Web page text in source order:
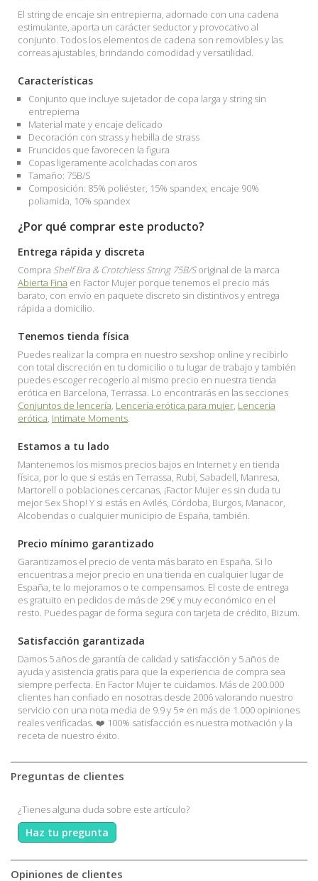
El string de encaje sin entrepierna, adornado con una cadena
estimulante, aporta un carácter seductor y provocativo al
conjunto. Todos los elementos de cadena son removibles y las
correas ajustables, brindando comodidad y versatilidad.
Características
Conjunto que incluye sujetador de copa larga y string sin
entrepierna
Material mate y encaje delicado
Decoración con strass y hebilla de strass
Fruncidos que favorecen la figura
Copas ligeramente acolchadas con aros
Tamaño: 75B/S
Composición: 85% poliéster, 15% spandex; encaje 90%
poliamida, 10% spandex
¿Por qué comprar este producto?
Entrega rápida y discreta
Compra Shelf Bra & Crotchless String 75B/Soriginal de la marca
Abierta Fina en Factor Mujer porque tenemos el precio más
barato, con envío en paquete discreto sin distintivos y entrega
rápida a domicilio.
Tenemos tienda física
Puedes realizar la compra en nuestro sexshop online y recibirlo
con total discreción en tu domicilio o tu lugar de trabajo y también
puedes escoger recogerlo al mismo precio en nuestra tienda
erótica en Barcelona, Terrassa. Lo encontrarás en las secciones
Conjuntos de lencería, Lencería erótica para mujer, Lenceria
erótica, Intimate Moments.
Estamos a tu lado
Mantenemos los mismos precios bajos en Internet y en tienda
física, por lo que si estás en Terrassa, Rubí, Sabadell, Manresa,
Martorell o poblaciones cercanas, ¡Factor Mujer es sin duda tu
mejor Sex Shop! Y si estás en Avilés, Córdoba, Burgos, Manacor,
Alcobendas o cualquier municipio de España, también.
Precio mínimo garantizado
Garantizamos el precio de venta más barato en España. Si lo
encuentras a mejor precio en una tienda en cualquier lugar de
España, te lo mejoramos o te compensamos. El coste de entrega
es gratuito en pedidos de más de 29€ y muy económico en el
resto. Puedes pagar de forma segura con tarjeta de crédito, Bizum.
Satisfacción garantizada
Damos 5 años de garantía de calidad y satisfacción y 5 años de
ayuda y asistencia gratis para que la experiencia de compra sea
siempre perfecta. En Factor Mujer te cuidamos. Más de 200.000
clientes han confiado en nosotras desde 2006 valorando nuestro
servicio con una nota media de 9.9 y 5⭐ en más de 1.000 opiniones
reales verificadas. ❤️ 100% satisfacción es nuestra motivación y la
receta de nuestro éxito.
Preguntas de clientes
¿Tienes alguna duda sobre este artículo?
Haz tu pregunta
Opiniones de clientes